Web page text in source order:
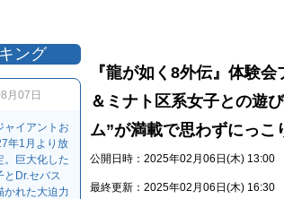
『龍が如く8外伝』体験
＆ミナト区系女子との遊
ム”が満載で思わずにっこ
公開日時：2025年02月06日(木) 13:00
最終更新：2025年02月06日(木) 16:30
ング
月07日
ャイアントお
年1月より放
。巨大化した
とDr.セバス
かれた大迫力